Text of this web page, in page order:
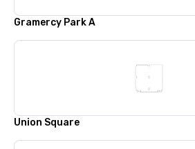
Gramercy Park A
Union Square